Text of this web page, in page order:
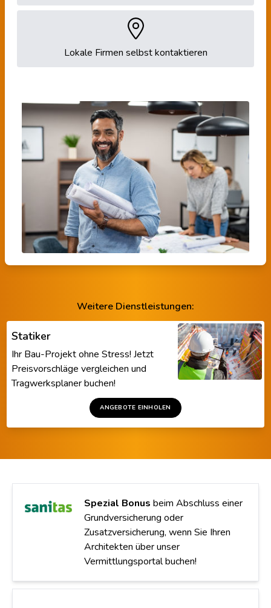
Lokale Firmen selbst kontaktieren
Weitere Dienstleistungen:
Statiker
Ihr Bau-Projekt ohne Stress! Jetzt
Preisvorschläge vergleichen und
Tragwerksplaner buchen!
ANGEBOTE EINHOLEN
Spezial Bonus beim Abschluss einer
Grundversicherung oder
Zusatzversicherung, wenn Sie Ihren
Architekten über unser
Vermittlungsportal buchen!